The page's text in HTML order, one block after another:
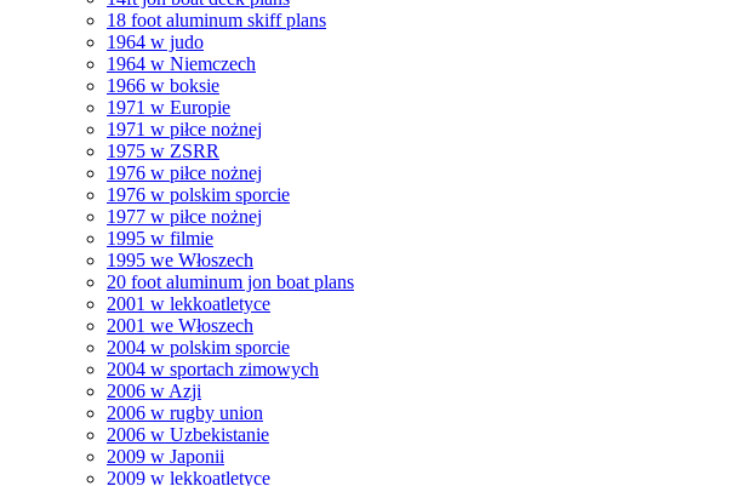
18 foot aluminum skiff plans
1964 w judo
1964 w Niemczech
1966 w boksie
1971 w Europie
1971 w piłce nożnej
1975 w ZSRR
1976 w piłce nożnej
1976 w polskim sporcie
1977 w piłce nożnej
1995 w filmie
1995 we Włoszech
20 foot aluminum jon boat plans
2001 w lekkoatletyce
2001 we Włoszech
2004 w polskim sporcie
2004 w sportach zimowych
2006 w Azji
2006 w rugby union
2006 w Uzbekistanie
2009 w Japonii
2009 w lekkoatletyce